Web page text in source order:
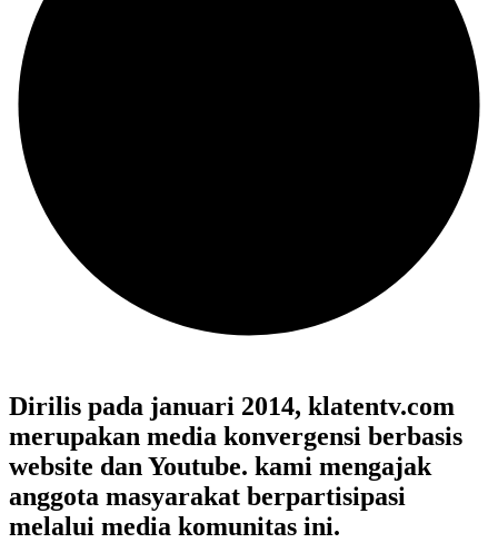
Dirilis pada januari 2014, klatentv.com
merupakan media konvergensi berbasis
website dan Youtube. kami mengajak
anggota masyarakat berpartisipasi
melalui media komunitas ini.